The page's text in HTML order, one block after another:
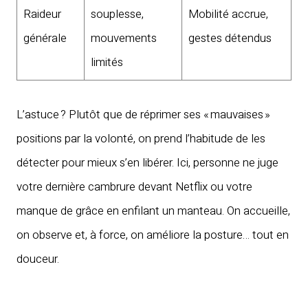
Raideur
générale
souplesse,
mouvements
limités
Mobilité accrue,
gestes détendus
L’astuce ? Plutôt que de réprimer ses « mauvaises »
positions par la volonté, on prend l’habitude de les
détecter pour mieux s’en libérer. Ici, personne ne juge
votre dernière cambrure devant Netflix ou votre
manque de grâce en enfilant un manteau. On accueille,
on observe et, à force, on améliore la posture… tout en
douceur.